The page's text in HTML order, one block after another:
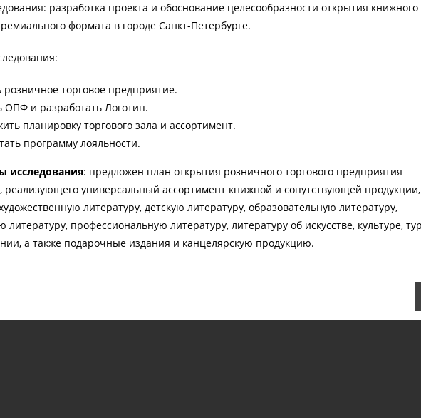
разработка проекта и обоснование целесообразности открытия книжного
формата в городе Санкт-Петербурге.
розничное торговое предприятие.
ОПФ и разработать Логотип.
планировку торгового зала и ассортимент.
программу лояльности.
исследования: предложен план открытия розничного торгового предприятия
реализующего универсальный ассортимент книжной и сопутствующей продукции,
литературу, детскую литературу, образовательную литературу,
литературу, профессиональную литературу, литературу об искусстве, культуре,
а также подарочные издания и канцелярскую продукцию.